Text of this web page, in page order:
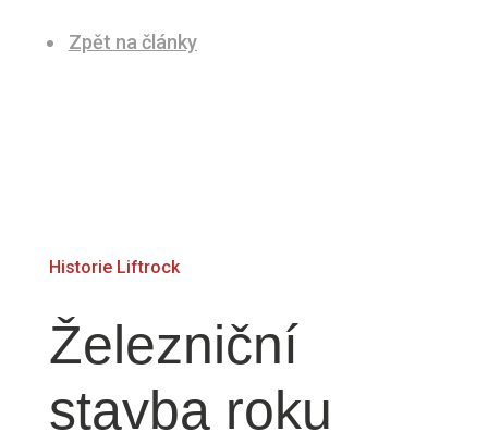
Zpět na články
Historie Liftrock
Železniční
stavba roku